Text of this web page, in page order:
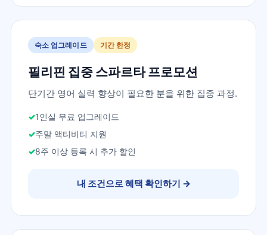
숙소 업그레이드 기간 한정
필리핀 집중 스파르타 프로모션
단기간 영어 실력 향상이 필요한 분을 위한 집중 과정.
1인실 무료 업그레이드
주말 액티비티 지원
8주 이상 등록 시 추가 할인
내 조건으로 혜택 확인하기 →